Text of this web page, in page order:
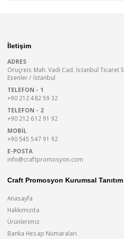
İletişim
ADRES
Oruçreis Mah. Vadi Cad. İstanbul Ticaret
Esenler / İstanbul
TELEFON - 1
+90 212 482 59 32
TELEFON - 2
+90 212 612 91 92
MOBIL
+90 545 547 91 92
E-POSTA
info@craftpromosyon.com
Craft Promosyon Kurumsal
Anasayfa
Hakkımızda
Ürünlerimiz
Banka Hesap Numaraları